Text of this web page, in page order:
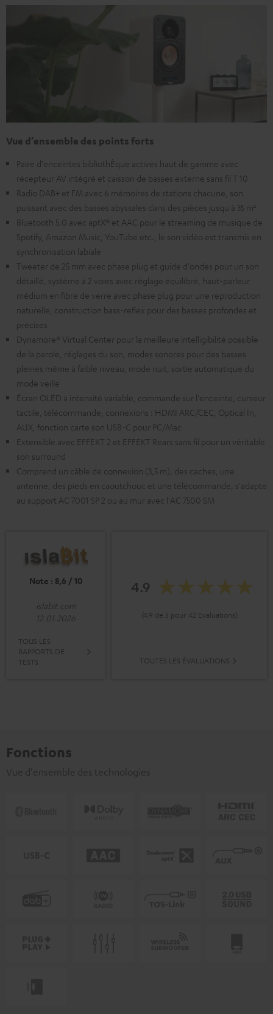
Vue d’ensemble des points forts
Paire d'enceintes bibliothÈque actives haut de gamme avec
récepteur AV intégré et caisson de basses externe sans fil T 10
Radio DAB+ et FM avec 6 mémoires de stations chacune, son
puissant avec des basses abyssales dans des pièces jusqu'à 35 m²
Bluetooth 5.0 avec aptX® et AAC pour le streaming de musique de
Spotify, Amazon Music, YouTube etc., le son vidéo est transmis en
synchronisation labiale
Tweeter de 25 mm avec phase plug et guide d'ondes pour un son
détaillé, système à 2 voies avec réglage équilibré, haut-parleur
médium en fibre de verre avec phase plug pour une reproduction
naturelle, construction bass-reflex pour des basses profondes et
précises
Dynamore® Virtual Center pour la meilleure intelligibilité possible
de la parole, réglages du son, modes sonores pour des basses
pleines même à faible niveau, mode nuit, sortie automatique du
mode veille
Écran OLED à intensité variable, commande sur l'enceinte, curseur
tactile, télécommande, connexions : HDMI ARC/CEC, Optical In,
AUX, fonction carte son USB-C pour PC/Mac
Extensible avec EFFEKT 2 et EFFEKT Rears sans fil pour un véritable
son surround
Comprend un câble de connexion (3,5 m), des caches, une
antenne, des pieds en caoutchouc et une télécommande, s'adapte
au support AC 7001 SP 2 ou au mur avec l'AC 7500 SM
Note : 8,6 / 10
islabit.com
12.01.2026
TOUS LES
RAPPORTS DE
TESTS
4.9
(4.9 de 5 pour 42 Evaluations)
TOUTES LES ÉVALUATIONS
Fonctions
Vue d'ensemble des technologies